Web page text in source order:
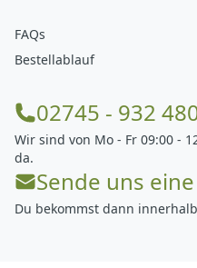
FAQs
Bestellablauf
02745 - 932
Wir sind von Mo - Fr 09:00 -
da.
Sende uns
Du bekommst dann